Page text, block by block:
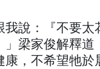
我說：『不要
」梁家俊解釋
康，不希望牠